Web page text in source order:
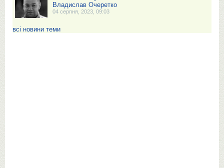
Владислав Очеретко
04 серпня, 2023, 09:03
всі новини теми